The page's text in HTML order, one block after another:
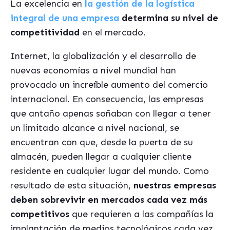
La excelencia en la gestión de la logística
integral de una empresa determina su nivel de
competitividad en el mercado.
Internet, la globalización y el desarrollo de
nuevas economías a nivel mundial han
provocado un increíble aumento del comercio
internacional. En consecuencia, las empresas
que antaño apenas soñaban con llegar a tener
un limitado alcance a nivel nacional, se
encuentran con que, desde la puerta de su
almacén, pueden llegar a cualquier cliente
residente en cualquier lugar del mundo. Como
resultado de esta situación, nuestras empresas
deben sobrevivir en mercados cada vez más
competitivos que requieren a las compañías la